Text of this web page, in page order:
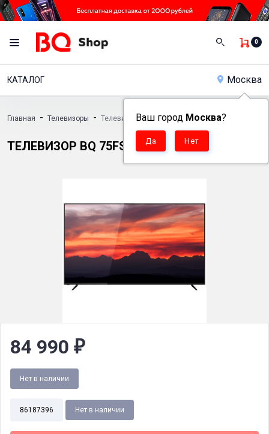
0
КАТАЛОГ Москва
Ваш город Москва?
Главная - Телевизоры - Телевизор BQ 75FSU15B
ТЕЛЕВИЗОР BQ 75FSU15B
84 990 ₽
Нет в наличии
86187396 Нет в наличии